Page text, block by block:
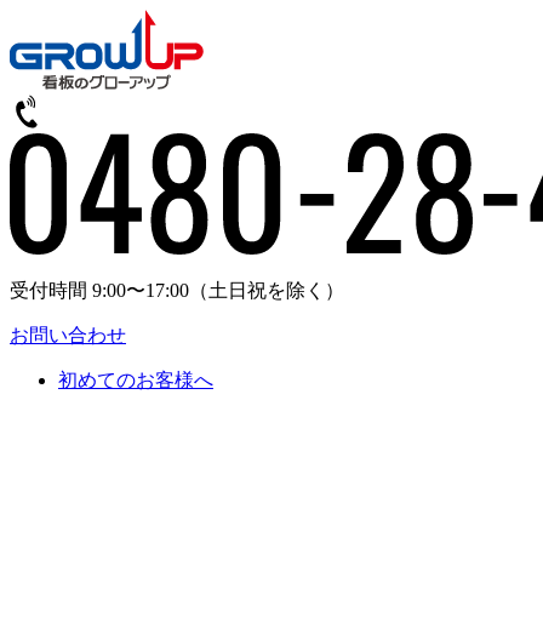
受付時間 9:00〜17:00 （土日祝を除く）
お問い合わせ
初めてのお客様へ